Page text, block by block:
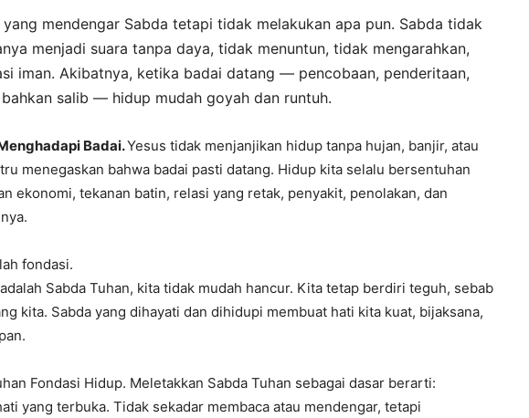
mendengar Sabda tetapi tidak melakukan apa pun. Sabda tidak
menjadi suara tanpa daya, tidak menuntun, tidak mengarahkan,
iman. Akibatnya, ketika badai datang — pencobaan, penderitaan,
salib — hidup mudah goyah dan runtuh.
Badai.Yesus tidak menjanjikan hidup tanpa hujan, banjir, atau
menegaskan bahwa badai pasti datang. Hidup kita selalu bersentuhan
ekonomi, tekanan batin, relasi yang retak, penyakit, penolakan, dan
fondasi.
Sabda Tuhan, kita tidak mudah hancur. Kita tetap berdiri teguh, sebab
kita. Sabda yang dihayati dan dihidupi membuat hati kita kuat, bijaksana,
Fondasi Hidup. Meletakkan Sabda Tuhan sebagai dasar berarti:
yang terbuka. Tidak sekadar membaca atau mendengar, tetapi